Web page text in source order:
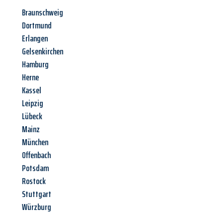
Braunschweig
Dortmund
Erlangen
Gelsenkirchen
Hamburg
Herne
Kassel
Leipzig
Lübeck
Mainz
München
Offenbach
Potsdam
Rostock
Stuttgart
Würzburg